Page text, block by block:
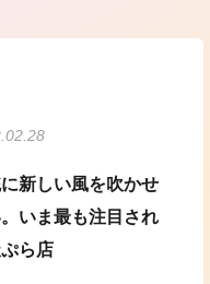
新しい風を吹かせ
いま最も注目され
ら店